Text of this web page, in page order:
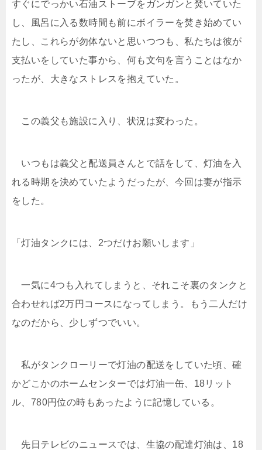
すぐにでっかい石油ストーブをガンガンと焚いていた
し、風呂に入る数時間も前にボイラーを焚き始めてい
たし、これらが勿体ないと思いつつも、私たちは彼が
支払いをしていた事から、何も文句を言うことはなか
ったが、大きなストレスを抱えていた。
この義父も施設に入り、状況は変わった。
いつもは義父と配送員さんとで話をして、灯油を入
れる時期を決めていたようだったが、今回は妻が指示
をした。
「灯油タンクには、2つだけお願いします」
一気に4つも入れてしまうと、それこそ裏のタンクと
合わせれば2万円コースになってしまう。もう二人だけ
なのだから、少しずつでいい。
私がタンクローリーで灯油の配送をしていた頃、確
かどこかのホームセンターでは灯油一缶、18リット
ル、780円位の時もあったように記憶している。
先日テレビのニュースでは、生協の配達灯油は、18